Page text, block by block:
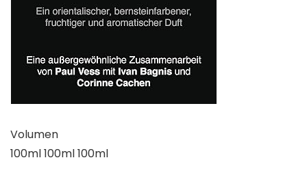
Volumen
100ml 100ml 100ml